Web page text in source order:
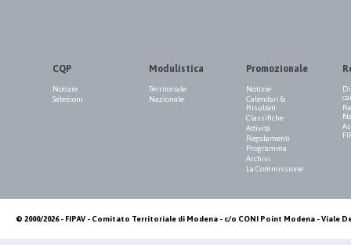
CQP
Notizie
Selezioni
Modulistica
Territoriale
Nazionale
Promozionale
Notizie
Calendari &
Risultati
Classifiche
Attività
Regolamenti
Programma
Archivi
La Commissione
© 2000/2026 - FIPAV - Comitato Territoriale di Modena - c/o CONI Point Modena - Viale